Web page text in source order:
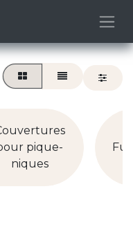
pique-
niques